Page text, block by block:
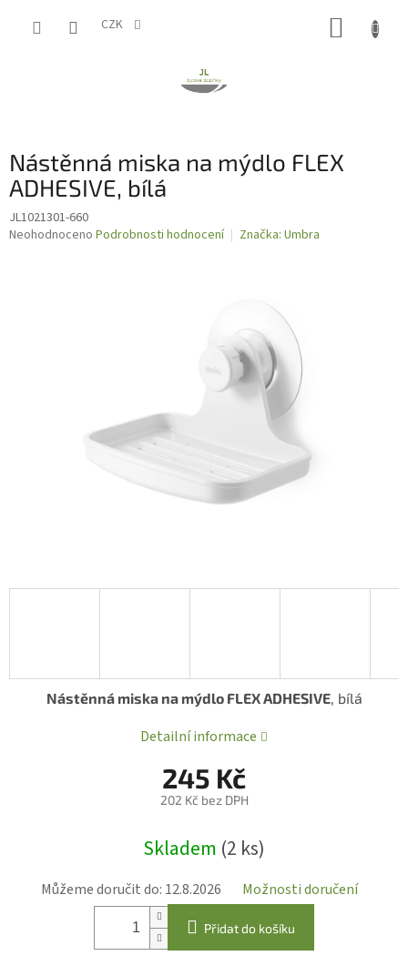
CZK
Nástěnná miska na mýdlo FLEX
ADHESIVE, bílá
JL1021301-660
Průměrné
Neohodnoceno Podrobnosti hodnocení Značka: Umbra
245 Kč
202 Kč bez DPH
cena:
Skladem (2 ks)
Můžeme doručit do: 12.8.2026 Možnosti doručení
Přidat do košíku
Nástěnná miska na mýdlo FLEX ADHESIVE, bílá
Detailní informace